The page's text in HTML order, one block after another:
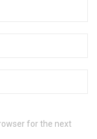
for the next